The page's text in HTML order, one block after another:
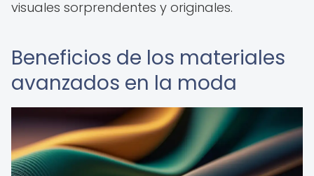
visuales sorprendentes y originales.
Beneficios de los materiales
avanzados en la moda